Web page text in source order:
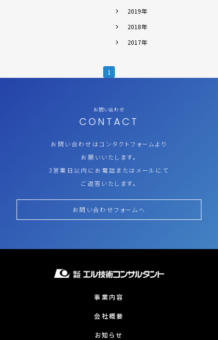
2019年
2018年
2017年
1
お問い合わせ
CONTACT
お問い合わせはコンタクトフォームより
お願いいたします。
3営業日以内にお電話またはメールにて
ご返答いたします。
お問い合わせフォームへ
事業内容
会社概要
お知らせ